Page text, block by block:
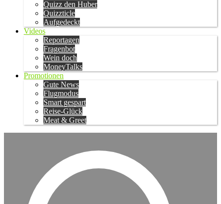
Quizz den Huber
Quizzticle
Aufgedeckt
Videos
Reportagen
Fragenbot
Wein doch
MoneyTalks
Promotionen
Gute News
Flugmodus
Smart gespart
Reise-Glück
Meat & Greet